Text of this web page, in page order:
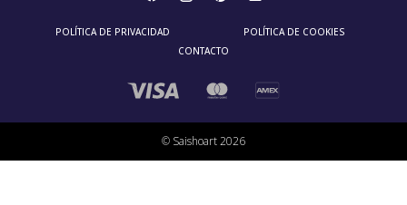
POLÍTICA DE PRIVACIDAD
POLÍTICA DE COOKIES
CONTACTO
© Saishoart 2026